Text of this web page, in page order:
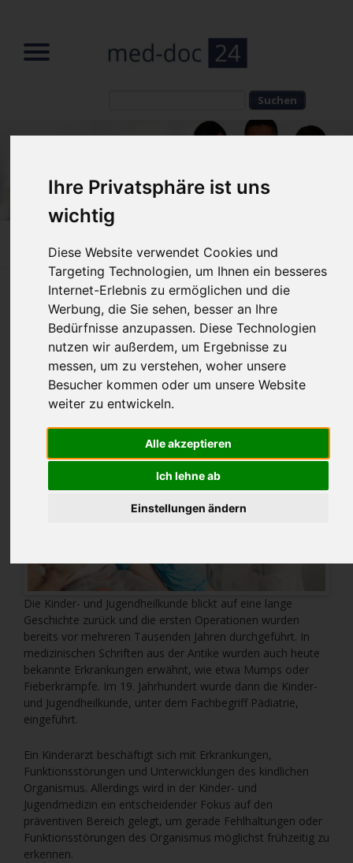
Ihre Privatsphäre ist uns
wichtig
Diese Website verwendet Cookies und
Targeting Technologien, um Ihnen ein besseres
Internet-Erlebnis zu ermöglichen und die
Werbung, die Sie sehen, besser an Ihre
Bedürfnisse anzupassen. Diese Technologien
nutzen wir außerdem, um Ergebnisse zu
messen, um zu verstehen, woher unsere
Besucher kommen oder um unsere Website
weiter zu entwickeln.
Alle akzeptieren
Ich lehne ab
Einstellungen ändern
Home» Fachbereiche Kinderarzt
Kinderarzt – welche Kinderärzte sind
die richtigen?
Die Kinder- und Jugendheilkunde blickt auf eine lange
Geschichte zurück und die ersten Operationen wurden
bereits vor mehreren Tausenden Jahren durchgeführt. In
medizinischen Schriften aus der Antike wurden auch heute
bekannte Erkrankungen erwähnt, wie etwa Mumps oder
Fieberkrämpfe. Im 19. Jahrhundert wurde dann die Kinder-
und Jugendheilkunde, unter dem Fachbegriff Pädiatrie,
eingeführt.
Ein Kinderarzt beschäftigt sich mit Erkrankungen,
Funktionsstörungen und Unterwicklungen des kindlichen
Organismus. Allerdings wird in der Kinder- und
Jugendmedizin ein entscheidender Fokus auf den
präventiven Bereich gelegt, um gerade Fehlhaltungen oder
Funktionsstörungen des Organismus möglichst frühzeitig zu
erkennen.